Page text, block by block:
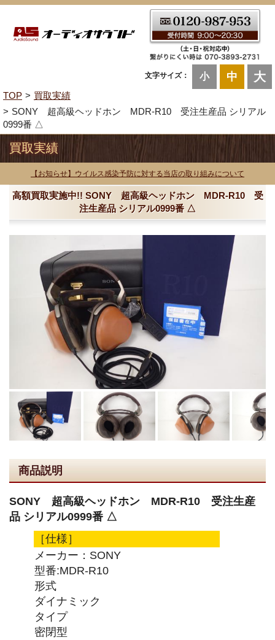
文字サイズ： 小 中 大
TOP
買取実績
SONY 超高級ヘッドホン MDR-R10 受注生産品 シリアル
0999番 △
買取実績
【お知らせ】ウイルス感染予防に対する当店の取り組みについて
高額買取実施中!! SONY 超高級ヘッドホン MDR-R10 受
注生産品 シリアル0999番 △
商品説明
SONY 超高級ヘッドホン MDR-R10 受注生産
品 シリアル0999番 △
［仕様］
メーカー：SONY
型番:MDR-R10
形式
ダイナミック
タイプ
密閉型